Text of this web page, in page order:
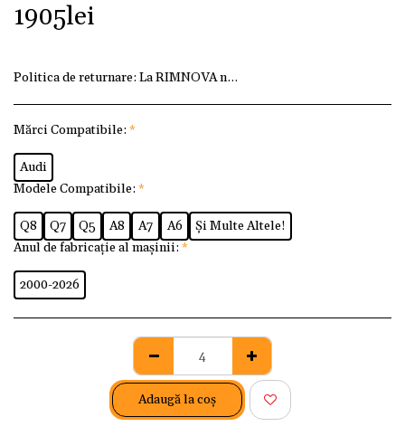
1905lei
Politica de returnare: La RIMNOVA ne dorim ca fiecare
Mărci Compatibile: *
Audi
Modele Compatibile: *
Q8 Q7 Q5 A8 A7 A6
Și Multe Altele!
Anul de fabricație al mașinii: *
2000-2026
Adaugă la coş